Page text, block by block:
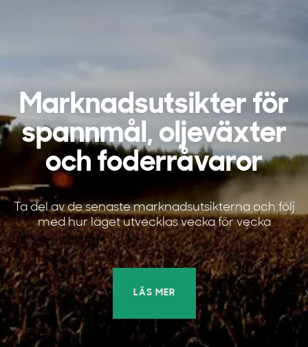
Marknadsutsikter för
spannmål, oljeväxter
och foderråvaror
Ta del av de senaste marknadsutsikterna och följ
med hur läget utvecklas vecka för vecka
LÄS MER